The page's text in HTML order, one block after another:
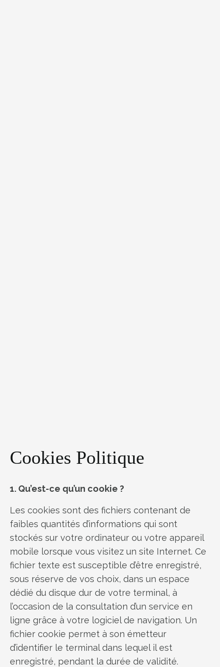
Cookies Politique
1. Qu’est-ce qu’un cookie ?
Les cookies sont des fichiers contenant de
faibles quantités d’informations qui sont
stockés sur votre ordinateur ou votre appareil
mobile lorsque vous visitez un site Internet. Ce
fichier texte est susceptible d’être enregistré,
sous réserve de vos choix, dans un espace
dédié du disque dur de votre terminal, à
l’occasion de la consultation d’un service en
ligne grâce à votre logiciel de navigation. Un
fichier cookie permet à son émetteur
d’identifier le terminal dans lequel il est
enregistré, pendant la durée de validité.